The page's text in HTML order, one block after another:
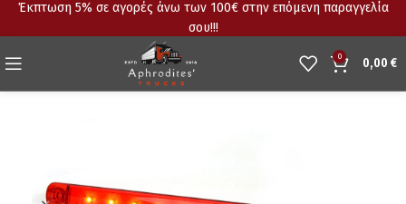
Έκπτωση 5% σε αγορές άνω των 100€ στην επόμενη παραγγελία
σου!!!
0 0,00 €